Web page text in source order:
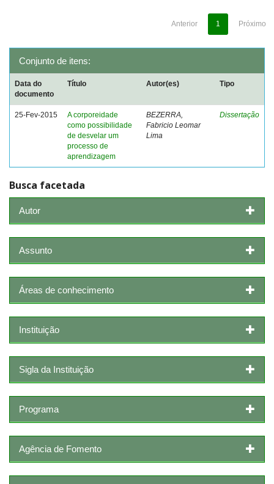
Anterior 1 Próximo
Conjunto de itens:
Data do
documento
Título Autor(es) Tipo
25-Fev-2015
A corporeidade
como possibilidade
de desvelar um
processo de
aprendizagem
BEZERRA,
Fabricio Leomar
Lima
Dissertação
Busca facetada
Autor
Assunto
Áreas de conhecimento
Instituição
Sigla da Instituição
Programa
Agência de Fomento